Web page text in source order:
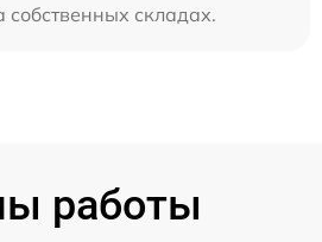
собственных складах.
работы